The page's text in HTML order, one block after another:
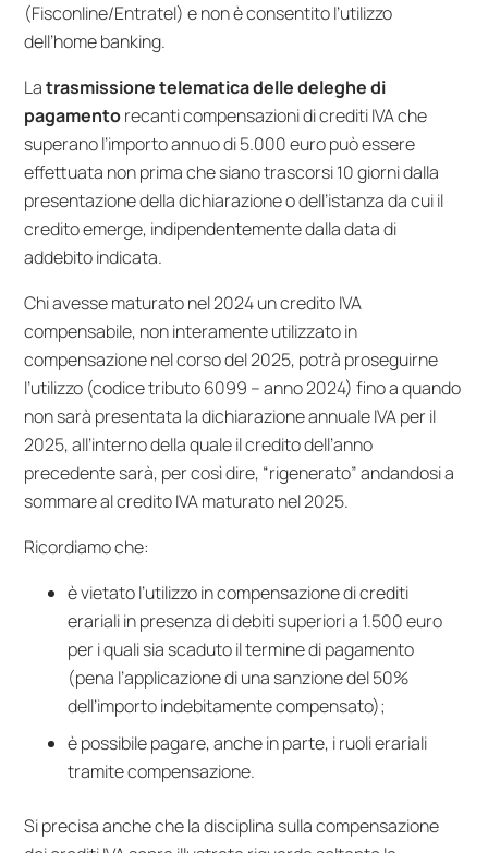
(Fisconline/Entratel) e non è consentito l’utilizzo
dell’home banking.
Latrasmissione telematica delle deleghe di
pagamentorecanti compensazioni di crediti IVA che
superano l’importo annuo di 5.000 euro può essere
effettuata non prima che siano trascorsi 10 giorni dalla
presentazione della dichiarazione o dell’istanza da cui il
credito emerge, indipendentemente dalla data di
addebito indicata.
Chi avesse maturato nel 2024 un credito IVA
compensabile, non interamente utilizzato in
compensazione nel corso del 2025, potrà proseguirne
l’utilizzo (codice tributo 6099 – anno 2024) fino a quando
non sarà presentata la dichiarazione annuale IVA per il
2025, all’interno della quale il credito dell’anno
precedente sarà, per così dire, “rigenerato” andandosi a
sommare al credito IVA maturato nel 2025.
Ricordiamo che:
è vietato l’utilizzo in compensazione di crediti
erariali in presenza di debiti superiori a 1.500 euro
per i quali sia scaduto il termine di pagamento
(pena l’applicazione di una sanzione del 50%
dell’importo indebitamente compensato);
è possibile pagare, anche in parte, i ruoli erariali
tramite compensazione.
Si precisa anche che la disciplina sulla compensazione